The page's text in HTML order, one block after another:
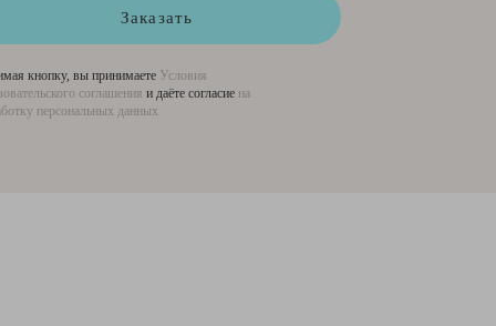
Заказать
кнопку, вы принимаете Условия
соглашения и даёте согласие на
персональных данных